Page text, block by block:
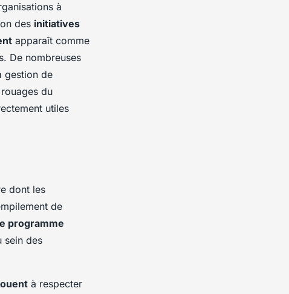
à
des initiatives
apparaît comme
De nombreuses
gestion de
du
utiles
dont les
de
programme
sein des
à respecter